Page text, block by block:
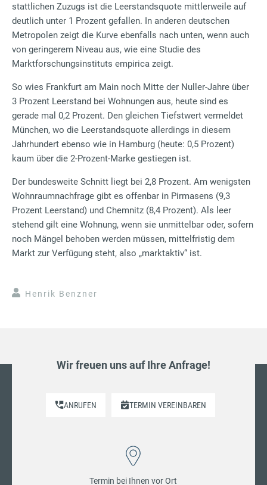
stattlichen Zuzugs ist die Leerstandsquote mittlerweile auf
deutlich unter 1 Prozent gefallen. In anderen deutschen
Metropolen zeigt die Kurve ebenfalls nach unten, wenn auch
von geringerem Niveau aus, wie eine Studie des
Marktforschungsinstituts empirica zeigt.
So wies Frankfurt am Main noch Mitte der Nuller-Jahre über
3 Prozent Leerstand bei Wohnungen aus, heute sind es
gerade mal 0,2 Prozent. Den gleichen Tiefstwert vermeldet
München, wo die Leerstandsquote allerdings in diesem
Jahrhundert ebenso wie in Hamburg (heute: 0,5 Prozent)
kaum über die 2-Prozent-Marke gestiegen ist.
Der bundesweite Schnitt liegt bei 2,8 Prozent. Am wenigsten
Wohnraumnachfrage gibt es offenbar in Pirmasens (9,3
Prozent Leerstand) und Chemnitz (8,4 Prozent). Als leer
stehend gilt eine Wohnung, wenn sie unmittelbar oder, sofern
noch Mängel behoben werden müssen, mittelfristig dem
Markt zur Verfügung steht, also „marktaktiv“ ist.
Henrik Benzner
Wir freuen uns auf Ihre Anfrage!
ANRUFEN TERMIN VEREINBAREN
Termin bei Ihnen vor Ort